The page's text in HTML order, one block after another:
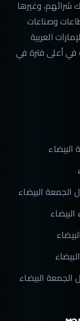
وغيرها
وصناعات
العربية
في أعلى فترة في
الجمعة البيضاء
البيضاء